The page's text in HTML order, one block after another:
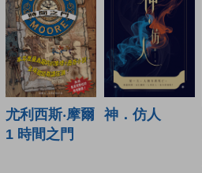
尤利西斯‧摩爾
1 時間之門
神．仿人